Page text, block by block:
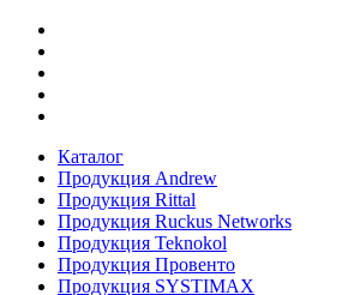
Каталог
Продукция Andrew
Продукция Rittal
Продукция Ruckus Networks
Продукция Teknokol
Продукция Провенто
Продукция SYSTIMAX